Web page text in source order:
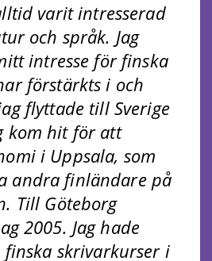
varit intresserad
och språk. Jag
intresse för finska
förstärkts i och
flyttade till Sverige
kom hit för att
i Uppsala, som
andra finländare på
Till Göteborg
2005. Jag hade
skrivarkurser i